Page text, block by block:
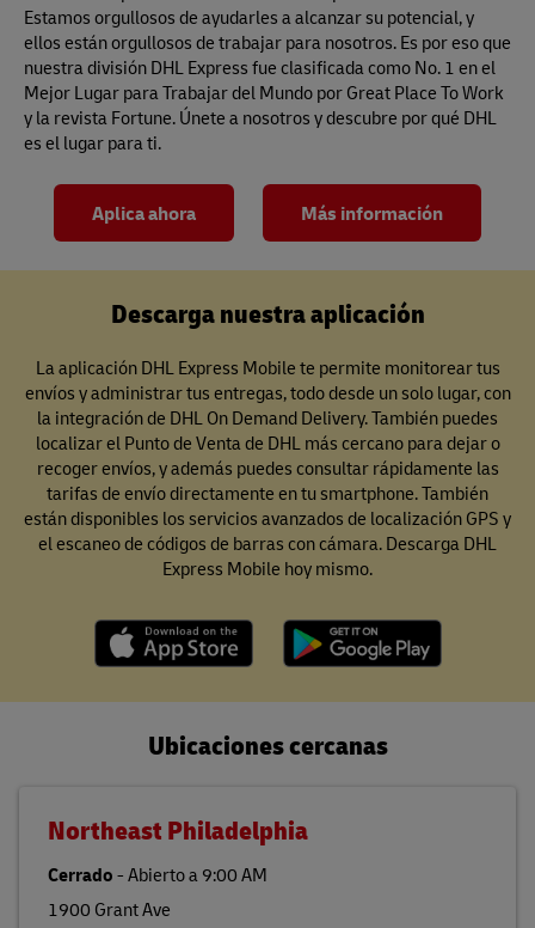
Estamos orgullosos de ayudarles a alcanzar su potencial, y
ellos están orgullosos de trabajar para nosotros. Es por eso que
nuestra división DHL Express fue clasificada como No. 1 en el
Mejor Lugar para Trabajar del Mundo por Great Place To Work
y la revista Fortune. Únete a nosotros y descubre por qué DHL
es el lugar para ti.
Aplica ahora Más información
Descarga nuestra aplicación
La aplicación DHL Express Mobile te permite monitorear tus
envíos y administrar tus entregas, todo desde un solo lugar, con
la integración de DHL On Demand Delivery. También puedes
localizar el Punto de Venta de DHL más cercano para dejar o
recoger envíos, y además puedes consultar rápidamente las
tarifas de envío directamente en tu smartphone. También
están disponibles los servicios avanzados de localización GPS y
el escaneo de códigos de barras con cámara. Descarga DHL
Express Mobile hoy mismo.
Ubicaciones cercanas
Northeast Philadelphia
Cerrado-Abierto a9:00 AM
1900 Grant Ave